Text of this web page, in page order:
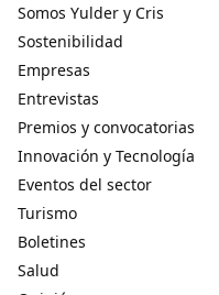
Somos Yulder y Cris
Sostenibilidad
Empresas
Entrevistas
Premios y convocatorias
Innovación y Tecnología
Eventos del sector
Turismo
Boletines
Salud